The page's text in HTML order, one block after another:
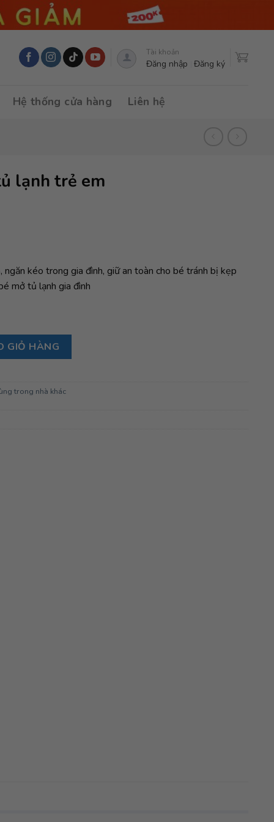
Tài khoản
Đăng nhập Đăng ký
Hệ thống cửa hàng Liên hệ
lạnh trẻ em
ngăn kéo trong gia đình, giữ an toàn cho bé tránh bị kẹp
mở tủ lạnh gia đình
lượng
GIỎ HÀNG
trong nhà khác